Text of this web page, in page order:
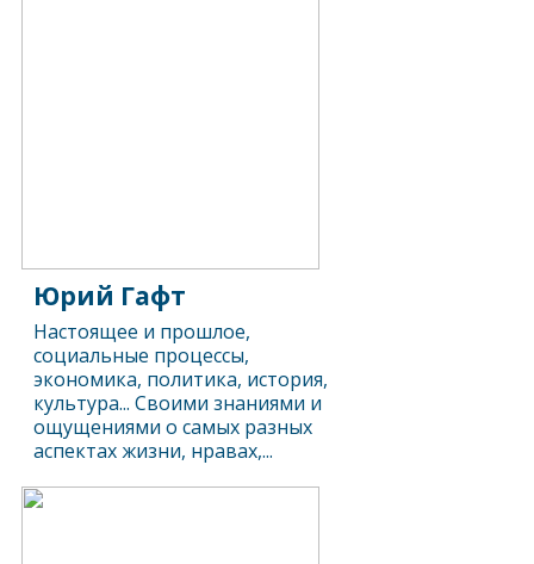
Юрий Гафт
Настоящее и прошлое,
социальные процессы,
экономика, политика, история,
культура... Своими знаниями и
ощущениями о самых разных
аспектах жизни, нравах,...